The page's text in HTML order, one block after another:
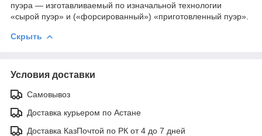
пуэра — изготавливаемый по изначальной технологии
«сырой пуэр» и («форсированный») «приготовленный пуэр».
Скрыть
Условия доставки
Самовывоз
Доставка курьером по Астане
Доставка КазПочтой по РК от 4 до 7 дней